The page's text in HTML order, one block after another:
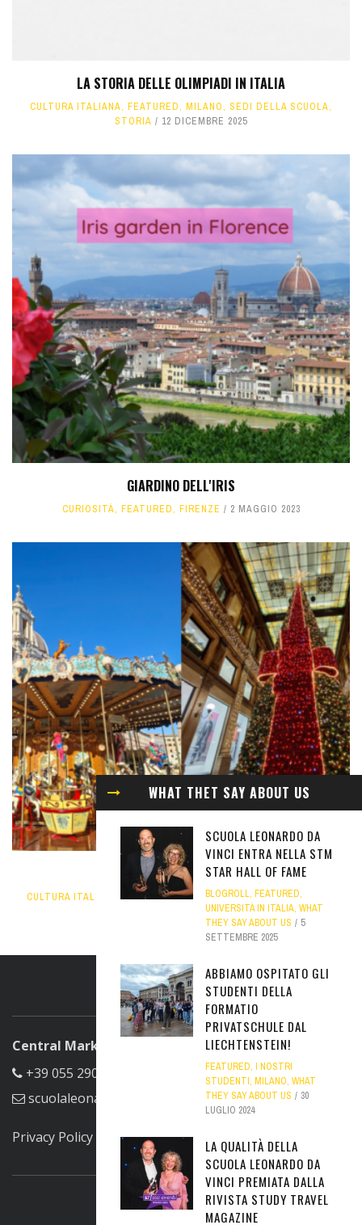
LA STORIA DELLE OLIMPIADI IN ITALIA
CULTURA ITALIANA, FEATURED, MILANO, SEDI DELLA SCUOLA,
STORIA
12 DICEMBRE 2025
GIARDINO DELL'IRIS
CURIOSITÀ, FEATURED, FIRENZE 2 MAGGIO 2023
PASSARE IL NATALE A ROMA
CULTURA ITALIANA ,FEATURED,ROMA,SEDI DELLA SCUOLA
DICEMBRE 2025
WHAT THET SAY ABOUT US
SCUOLA LEONARDO DA
VINCI ENTRA NELLA STM
STAR HALL OF FAME
BLOGROLL, FEATURED,
UNIVERSITÀ IN ITALIA, WHAT
THEY SAY ABOUT US
5
SETTEMBRE 2025
ABBIAMO OSPITATO GLI
STUDENTI DELLA
FORMATIO
PRIVATSCHULE DAL
LIECHTENSTEIN!
FEATURED, I NOSTRI
STUDENTI, MILANO, WHAT
THEY SAY ABOUT US
30
LUGLIO 2024
LA QUALITÀ DELLA
SCUOLA LEONARDO DA
VINCI PREMIATA DALLA
RIVISTA STUDY TRAVEL
MAGAZINE
ABOUT US
Central Marketing Office
+39 055 290305
scuolaleonardo@scuolaleonardo.com
Privacy Policy
FIND US ON FACEBOOK